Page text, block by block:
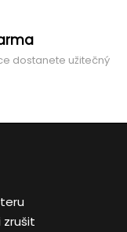
dostanete užitečný
zrušit